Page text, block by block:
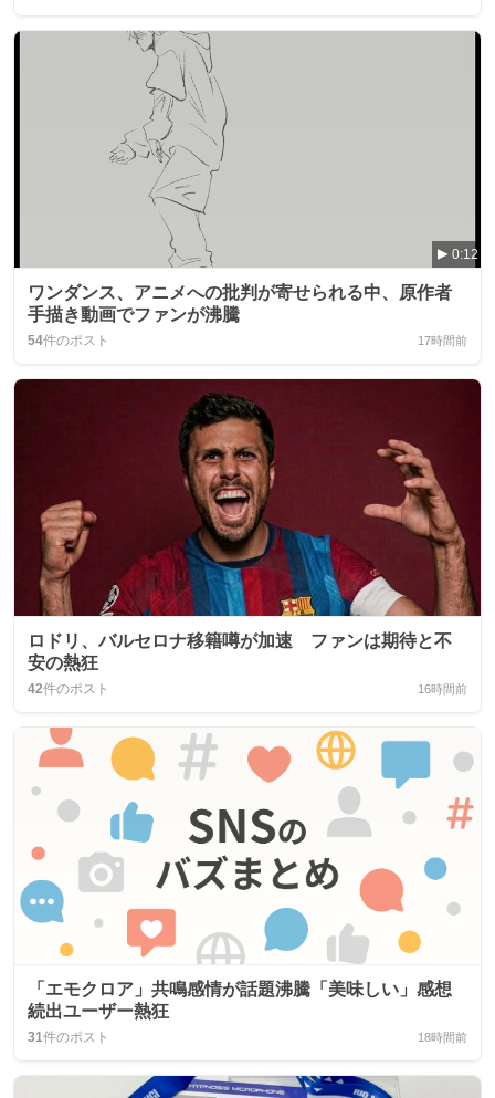
0:12
ワンダンス、アニメへの批判が寄せられる中、原作者
手描き動画でファンが沸騰
54件のポスト 17時間前
ロドリ、バルセロナ移籍噂が加速 ファンは期待と不
安の熱狂
42件のポスト 16時間前
「エモクロア」共鳴感情が話題沸騰「美味しい」感想
続出ユーザー熱狂
31件のポスト 18時間前